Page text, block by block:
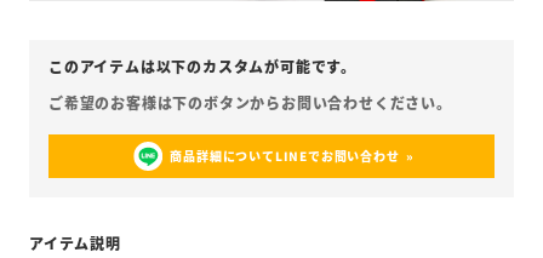
商品詳細についてLINEでお問い合わせ